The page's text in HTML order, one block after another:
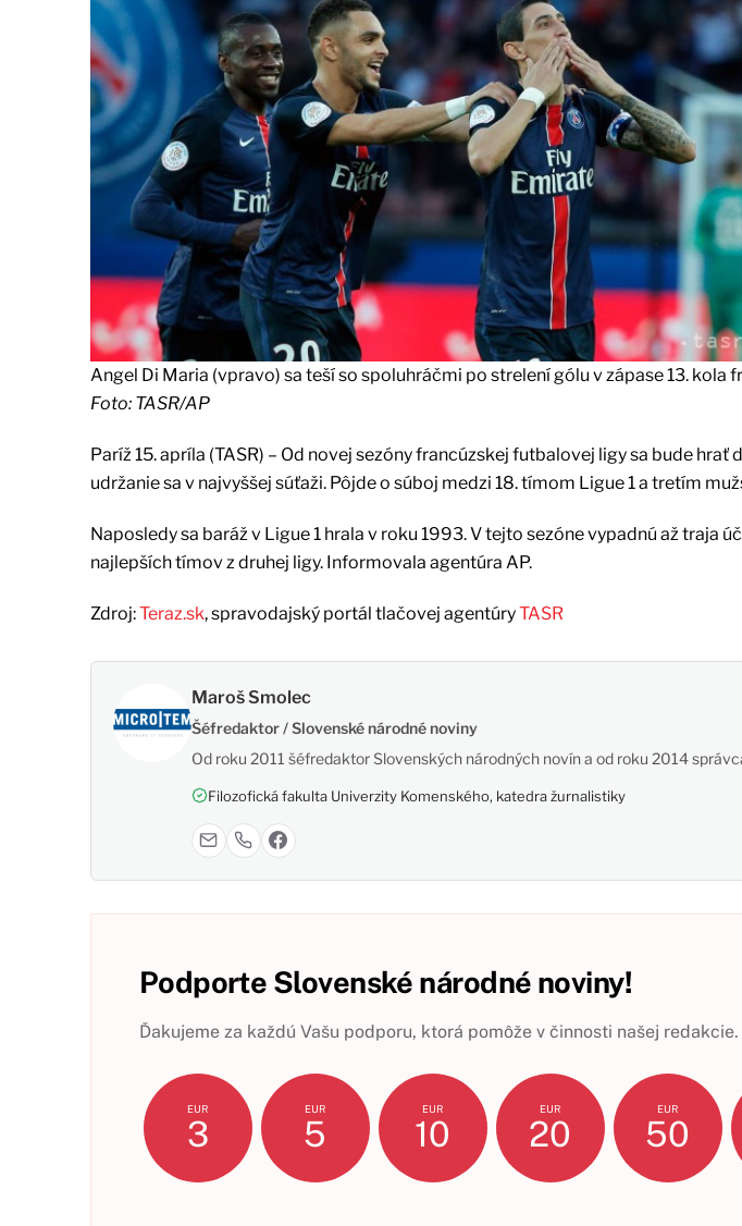
Angel Di Maria (vpravo) sa teší so spoluhráčmi po strelení gólu v zápase 13. kola
Foto: TASR/AP
Paríž 15. apríla (TASR) – Od novej sezóny francúzskej futbalovej ligy sa bude
udržanie sa v najvyššej súťaži. Pôjde o súboj medzi 18. tímom Ligue 1 a tretím
Naposledy sa baráž v Ligue 1 hrala v roku 1993. V tejto sezóne vypadnú až traja
najlepších tímov z druhej ligy. Informovala agentúra AP.
Zdroj:Teraz.sk, spravodajský portál tlačovej agentúryTASR
Maroš Smolec
Šéfredaktor / Slovenské národné noviny
Od roku 2011 šéfredaktor Slovenských národných novín a od roku 2014
Filozofická fakulta Univerzity Komenského, katedra žurnalistiky
Podporte Slovenské národné noviny!
Ďakujeme za každú Vašu podporu, ktorá pomôže v činnosti našej redakcie.
EUR
3
EUR
5
EUR
10
EUR
20
EUR
50